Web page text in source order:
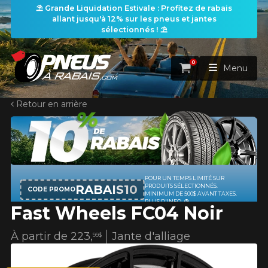
⛱️ Grande Liquidation Estivale : Profitez de rabais
allant jusqu'à 12% sur les pneus et jantes
sélectionnés ! ⛱️
ACCUEIL
PNEUS
RECHERCHE DE PNEUS VOIR TOUT
Rechercher par
Par dimensions Par véhicule
Recherche par dimensions RAPPORT
ROUES
RECHERCHE DE ROUES VOIR TOUT
Par dimensions
ENSEMBLES
RECHERCHE D'ENSEMBLES
PROMOTIONS
Panier
0
Menu
Retour en arrière
Fast Wheels FC04 Noir
Jante d'alliage
À partir de 223,99$
CODE PROMORABAIS10
POUR UN TEMPS LIMITÉ SUR
PRODUITS SÉLECTIONNÉS.
MINIMUM DE 500$ AVANT TAXES.
PLUS D'INFO